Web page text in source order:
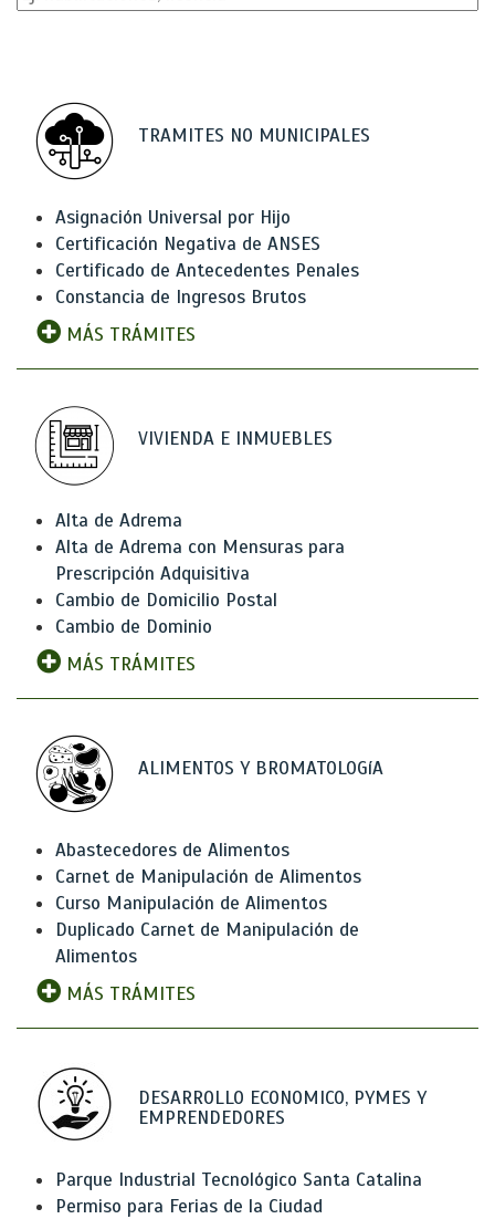
TRAMITES NO MUNICIPALES
Asignación Universal por Hijo
Certificación Negativa de ANSES
Certificado de Antecedentes Penales
Constancia de Ingresos Brutos
MÁS TRÁMITES
VIVIENDA E INMUEBLES
Alta de Adrema
Alta de Adrema con Mensuras para
Prescripción Adquisitiva
Cambio de Domicilio Postal
Cambio de Dominio
MÁS TRÁMITES
ALIMENTOS Y BROMATOLOGíA
Abastecedores de Alimentos
Carnet de Manipulación de Alimentos
Curso Manipulación de Alimentos
Duplicado Carnet de Manipulación de
Alimentos
MÁS TRÁMITES
DESARROLLO ECONOMICO, PYMES Y
EMPRENDEDORES
Parque Industrial Tecnológico Santa Catalina
Permiso para Ferias de la Ciudad